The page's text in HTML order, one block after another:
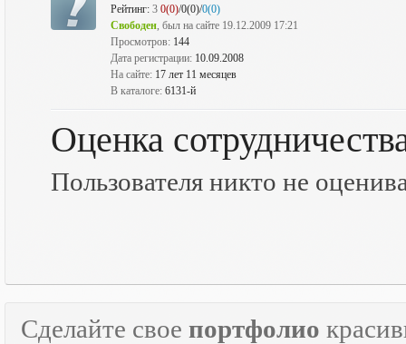
Рейтинг: 3 0(0)/0(0)/0(0)
Свободен, был на сайте 19.12.2009 17:21
Просмотров: 144
Дата регистрации: 10.09.2008
На сайте: 17 лет 11 месяцев
В каталоге: 6131-й
Оценка
Пользователя никто не
Сделайте свое портфолио